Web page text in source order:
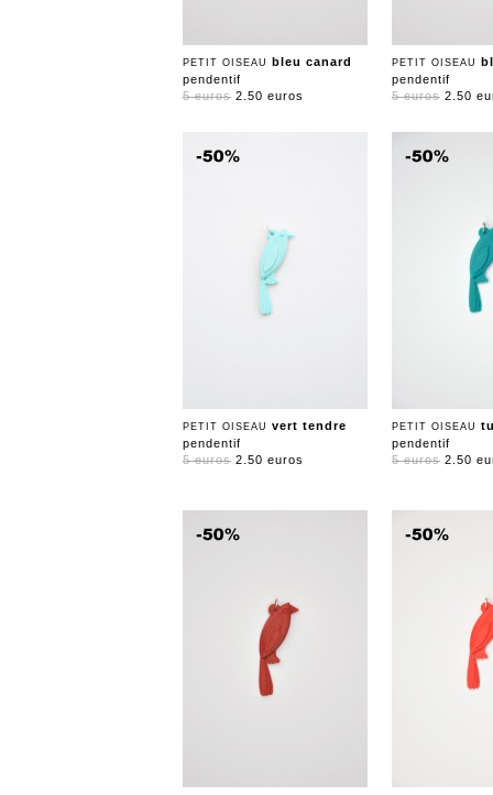
PETIT OISEAU bleu canard
pendentif
5 euros 2.50 euros
PETIT OISEAU
pendentif
5 euros 2.50
PETIT OISEAU vert tendre
pendentif
5 euros 2.50 euros
PETIT OISEAU
pendentif
5 euros 2.50